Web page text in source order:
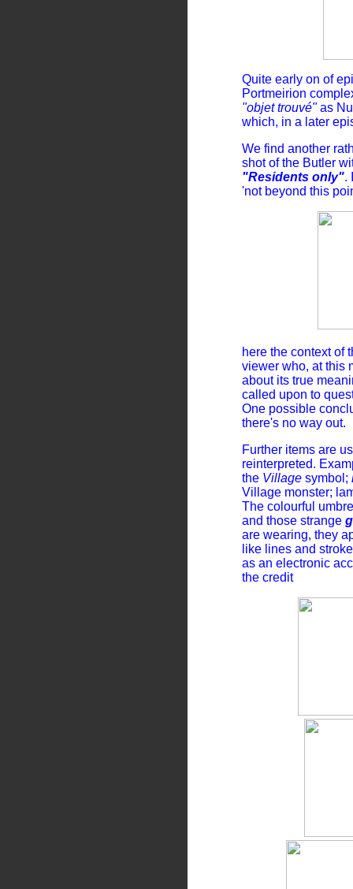
Quite early on of
Portmeirion
"objet trouvé"as
which, in a later
We find another
shot of the Butler
"Residents only".
'not beyond this
here the context of
viewer who, at this
about its true
called upon to
One possible
there's no way out.
Further items are
reinterpreted.
the Village symbol;
Village monster;
The colourful
and those strange
are wearing, they
like lines and
as an electronic
thecredit